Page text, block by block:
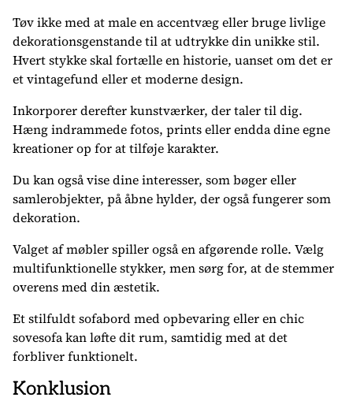
Tøv ikke med at male en accentvæg eller bruge livlige
dekorationsgenstande til at udtrykke din unikke stil.
Hvert stykke skal fortælle en historie, uanset om det er
et vintagefund eller et moderne design.
Inkorporer derefter kunstværker, der taler til dig.
Hæng indrammede fotos, prints eller endda dine egne
kreationer op for at tilføje karakter.
Du kan også vise dine interesser, som bøger eller
samlerobjekter, på åbne hylder, der også fungerer som
dekoration.
Valget af møbler spiller også en afgørende rolle. Vælg
multifunktionelle stykker, men sørg for, at de stemmer
overens med din æstetik.
Et stilfuldt sofabord med opbevaring eller en chic
sovesofa kan løfte dit rum, samtidig med at det
forbliver funktionelt.
Konklusion